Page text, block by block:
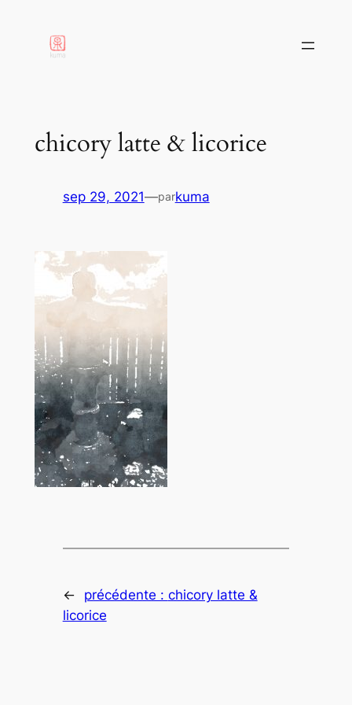
contenu
chicory latte & licorice
sep 29, 2021—parkuma
← précédente : chicory latte &
licorice